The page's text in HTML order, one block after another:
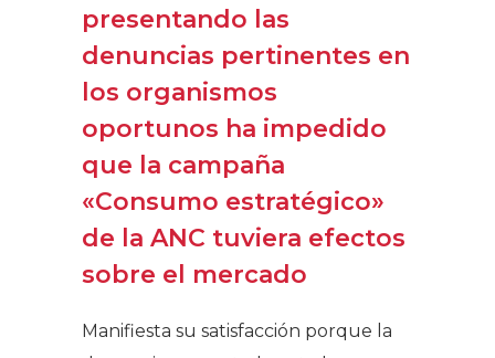
presentando las
denuncias pertinentes en
los organismos
oportunos ha impedido
que la campaña
«Consumo estratégico»
de la ANC tuviera efectos
sobre el mercado
Manifiesta su satisfacción porque la